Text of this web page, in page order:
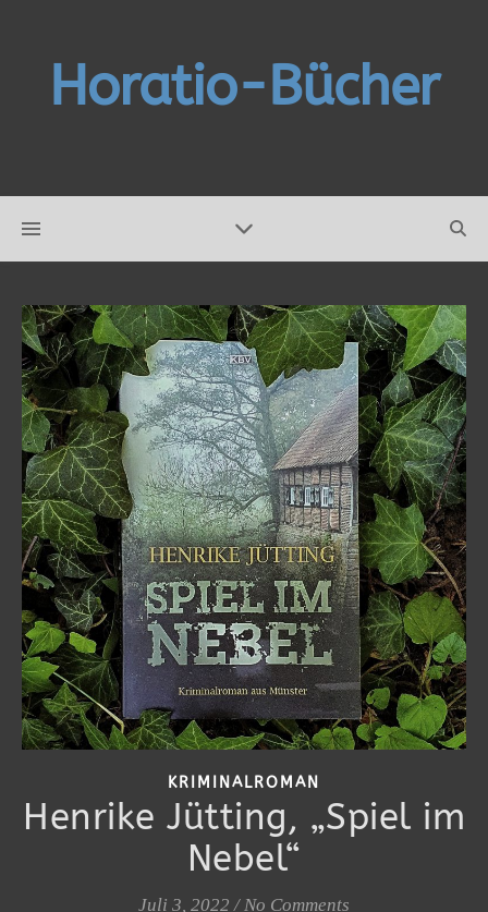
Horatio-Bücher
KRIMINALROMAN
Henrike Jütting, „Spiel im
Nebel“
Juli 3, 2022 / No Comments